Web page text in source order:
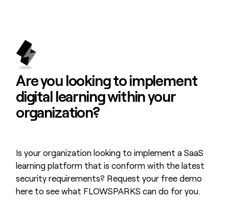
Are you looking toimplement
digital learningwithin your
organization?
Is your organization looking to implement a SaaS
learning platform that is conform with the latest
security requirements? Request your free demo
here to see what FLOWSPARKS can do for you.